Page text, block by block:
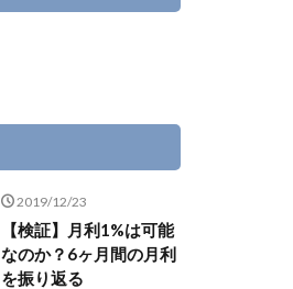
2019/12/23
【検証】月利1%は可能
なのか？6ヶ月間の月利
を振り返る